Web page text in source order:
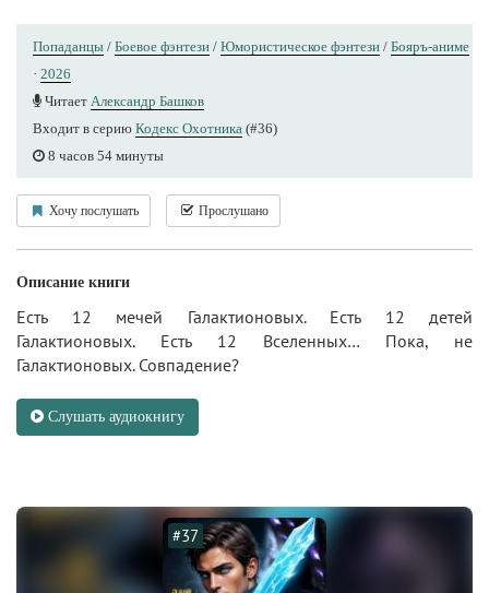
Попаданцы / Боевое фэнтези / Юмористическое фэнтези / Бояръ-аниме
· 2026
Читает Александр Башков
Входит в серию Кодекс Охотника (#36)
8 часов 54 минуты
Хочу послушать Прослушано
Описание книги
Есть 12 мечей Галактионовых. Есть 12 детей
Галактионовых. Есть 12 Вселенных… Пока, не
Галактионовых. Совпадение?
Слушать аудиокнигу
#37